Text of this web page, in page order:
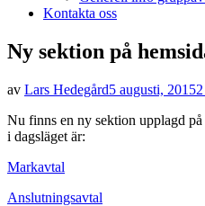
Kontakta oss
Ny sektion på
av Lars HedegårdPublicerad
5 augusti, 2015
Nu finns en ny sektion upplagd
i dagsläget är:
Markavtal
Anslutningsavtal